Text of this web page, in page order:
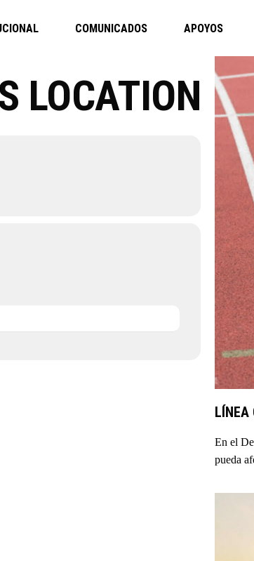
COMUNICADOS APOYOS
LOCATION
LÍNEA
En el
pueda